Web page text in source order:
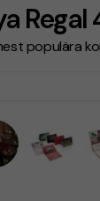
Regal
populära